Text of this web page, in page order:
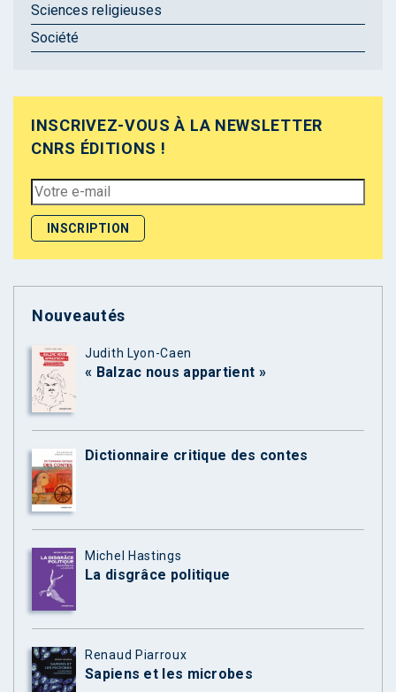
Sciences religieuses
Société
INSCRIVEZ-VOUS À LA NEWSLETTER
CNRS ÉDITIONS !
Nouveautés
Judith Lyon-Caen
« Balzac nous appartient »
Dictionnaire critique des contes
Michel Hastings
La disgrâce politique
Renaud Piarroux
Sapiens et les microbes